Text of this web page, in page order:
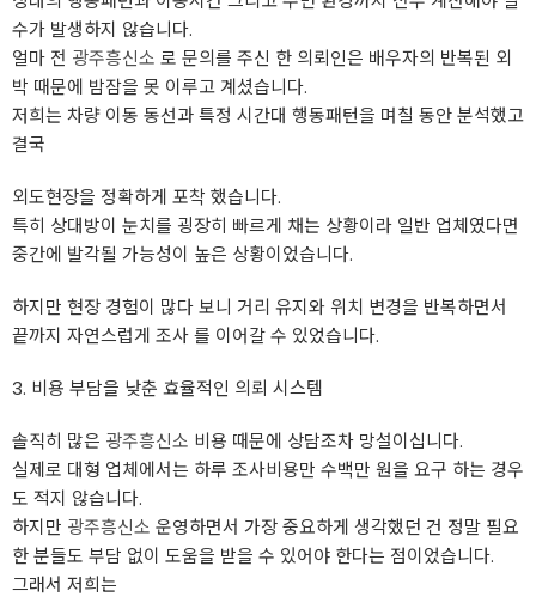
수가 발생하지 않습니다.
얼마 전 광주흥신소 로 문의를 주신 한 의뢰인은 배우자의 반복된 외
박 때문에 밤잠을 못 이루고 계셨습니다.
저희는 차량 이동 동선과 특정 시간대 행동패턴을 며칠 동안 분석했고
결국
외도현장을 정확하게 포착 했습니다.
특히 상대방이 눈치를 굉장히 빠르게 채는 상황이라 일반 업체였다면
중간에 발각될 가능성이 높은 상황이었습니다.
하지만 현장 경험이 많다 보니 거리 유지와 위치 변경을 반복하면서
끝까지 자연스럽게 조사 를 이어갈 수 있었습니다.
3. 비용 부담을 낮춘 효율적인 의뢰 시스템
솔직히 많은 광주흥신소 비용 때문에 상담조차 망설이십니다.
실제로 대형 업체에서는 하루 조사비용만 수백만 원을 요구 하는 경우
도 적지 않습니다.
하지만 광주흥신소 운영하면서 가장 중요하게 생각했던 건 정말 필요
한 분들도 부담 없이 도움을 받을 수 있어야 한다는 점이었습니다.
그래서 저희는